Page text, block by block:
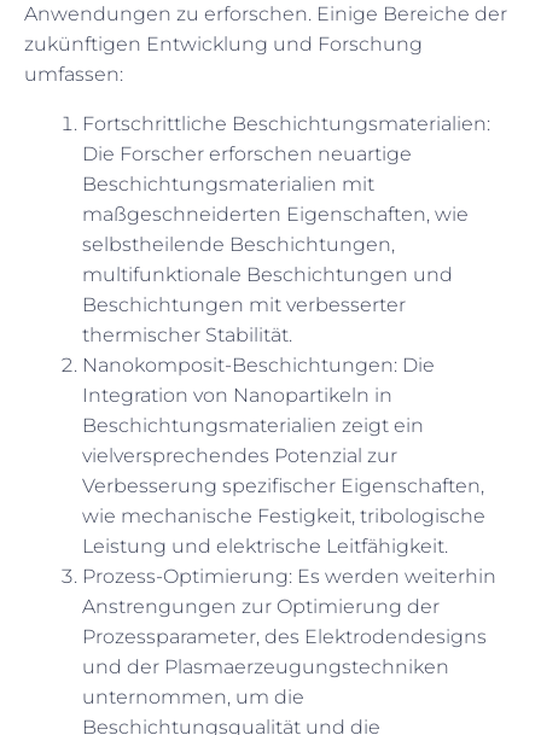
Anwendungen zu erforschen. Einige Bereiche der
zukünftigen Entwicklung und Forschung
umfassen:
Fortschrittliche Beschichtungsmaterialien:
Die Forscher erforschen neuartige
Beschichtungsmaterialien mit
maßgeschneiderten Eigenschaften, wie
selbstheilende Beschichtungen,
multifunktionale Beschichtungen und
Beschichtungen mit verbesserter
thermischer Stabilität.
Nanokomposit-Beschichtungen: Die
Integration von Nanopartikeln in
Beschichtungsmaterialien zeigt ein
vielversprechendes Potenzial zur
Verbesserung spezifischer Eigenschaften,
wie mechanische Festigkeit, tribologische
Leistung und elektrische Leitfähigkeit.
Prozess-Optimierung: Es werden weiterhin
Anstrengungen zur Optimierung der
Prozessparameter, des Elektrodendesigns
und der Plasmaerzeugungstechniken
unternommen, um die
Beschichtungsqualität und die